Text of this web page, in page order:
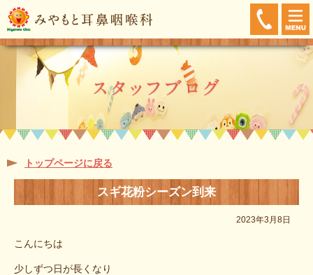
トップページに戻る
スギ花粉シーズン到来
2023年3月8日
こんにちは
少しずつ日が長くなり